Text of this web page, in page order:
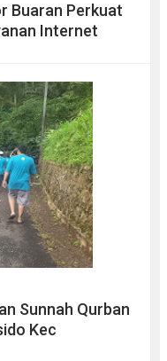
Buaran Perkuat
Internet
Sunnah Qurban
Kec